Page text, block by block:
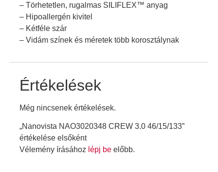
– Törhetetlen, rugalmas SILIFLEX™ anyag
– Hipoallergén kivitel
– Kétféle szár
– Vidám színek és méretek több korosztálynak
Értékelések
Még nincsenek értékelések.
„Nanovista NAO3020348 CREW 3.0 46/15/133”
értékelése elsőként
Vélemény írásához lépj be előbb.